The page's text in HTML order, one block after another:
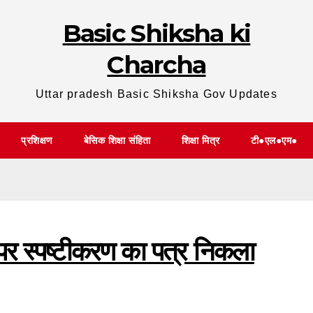
Basic Shiksha ki
Charcha
Uttar pradesh Basic Shiksha Gov Updates
प्रशिक्षण बेसिक शिक्षा संहिता शिक्षा मित्र टी●एल●एम●
स्पष्टीकरण का पत्र निकला